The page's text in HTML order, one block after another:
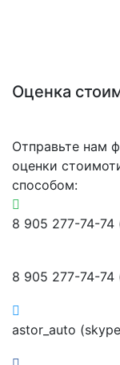
Оценка
Отправьте нам
оценки
способом:
8 905 277-74-74
8 905 277-74-74
astor_auto